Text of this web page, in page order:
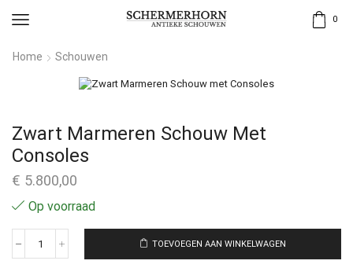
0
Home Schouwen
Zwart Marmeren Schouw Met
Consoles
€ 5.800,00
Op voorraad
TOEVOEGEN AAN WINKELWAGEN